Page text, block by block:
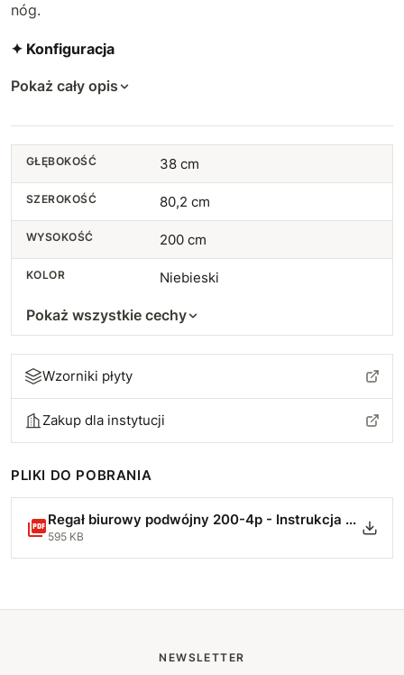
nóg.
✦ Konfiguracja
Pokaż cały opis
GŁĘBOKOŚĆ 38 cm
SZEROKOŚĆ 80,2 cm
WYSOKOŚĆ 200 cm
KOLOR Niebieski
Pokaż wszystkie cechy
Wzorniki płyty
Zakup dla instytucji
PLIKI DO POBRANIA
Regał biurowy podwójny 200-4p - Instrukcja Montażu-min.pdf
595 KB
NEWSLETTER